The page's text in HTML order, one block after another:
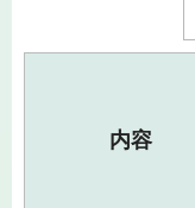
内容